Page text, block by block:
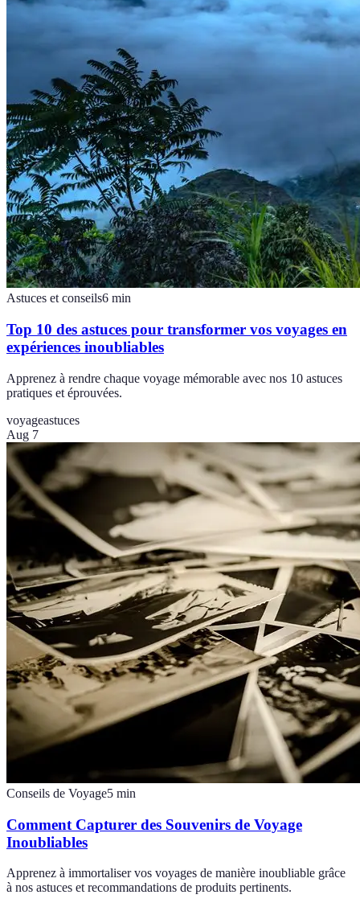
Astuces et conseils6 min
Top 10 des astuces pour transformer vos voyages en
expériences inoubliables
Apprenez à rendre chaque voyage mémorable avec nos 10 astuces
pratiques et éprouvées.
voyageastuces
Aug 7
Conseils de Voyage5 min
Comment Capturer des Souvenirs de Voyage
Inoubliables
Apprenez à immortaliser vos voyages de manière inoubliable grâce
à nos astuces et recommandations de produits pertinents.